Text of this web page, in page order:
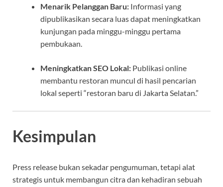
Menarik Pelanggan Baru: Informasi yang
dipublikasikan secara luas dapat meningkatkan
kunjungan pada minggu-minggu pertama
pembukaan.
Meningkatkan SEO Lokal: Publikasi online
membantu restoran muncul di hasil pencarian
lokal seperti “restoran baru di Jakarta Selatan.”
Kesimpulan
Press release bukan sekadar pengumuman, tetapi alat
strategis untuk membangun citra dan kehadiran sebuah